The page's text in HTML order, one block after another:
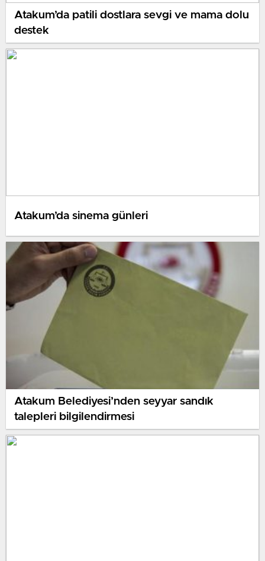
Atakum’da patili dostlara sevgi ve mama dolu
destek
Atakum’da sinema günleri
Atakum Belediyesi’nden seyyar sandık
talepleri bilgilendirmesi